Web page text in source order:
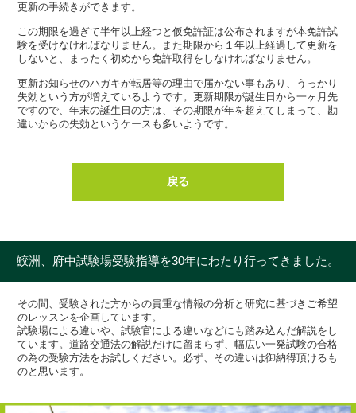
更新の手続きができます。
この期限を過ぎて半年以上経つと仮免許証は公布されますが本免許試
験を受けなければなりません。また期限から１年以上経過して更新を
しないと、まったく初めから免許取得をしなければなりません。
更新お知らせのハガキが転居等の理由で届かない事もあり、うっかり
失効という方が増えているようです。更新期限が誕生日から一ヶ月先
ですので、年末の誕生日の方は、その期限が年を超えてしまって、勘
違いからの失効というケースも多いようです。
戻る
鮫洲、府中試験場受験指導を30年にわたり行ってきました。
その間、受験された方からの貴重な情報の分析と研究に基づきご希望
のレッスンを企画しています。
試験場による違いや、試験官による違いなどにも踏み込んだ解説をし
ています。道路交通法の解説だけに留まらず、幅広い一発試験の合格
の為の受験方法をお試しください。必ず、その違いは御納得頂けるも
のと思います。